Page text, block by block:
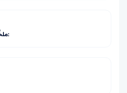
 ملخَّصٌ مُصوَّرٌ لصفة الصَّلاة: